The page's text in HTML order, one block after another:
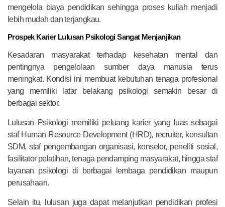
mengelola biaya pendidikan sehingga proses kuliah menjadi
lebih mudah dan terjangkau.
Prospek Karier Lulusan Psikologi Sangat Menjanjikan
Kesadaran masyarakat terhadap kesehatan mental dan
pentingnya pengelolaan sumber daya manusia terus
meningkat. Kondisi ini membuat kebutuhan tenaga profesional
yang memiliki latar belakang psikologi semakin besar di
berbagai sektor.
Lulusan Psikologi memiliki peluang karier yang luas sebagai
staf Human Resource Development (HRD), recruiter, konsultan
SDM, staf pengembangan organisasi, konselor, peneliti sosial,
fasilitator pelatihan, tenaga pendamping masyarakat, hingga staf
layanan psikologi di berbagai lembaga pendidikan maupun
perusahaan.
Selain itu, lulusan juga dapat melanjutkan pendidikan profesi